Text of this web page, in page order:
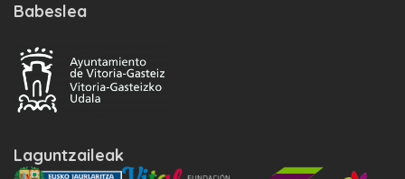
Babeslea
Laguntzaileak